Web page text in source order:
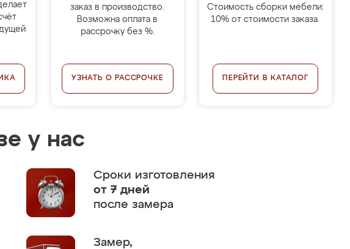
заказ в производство.
Возможна оплата в
рассрочку без %.
УЗНАТЬ О РАССРОЧКЕ
Стоимость сборки мебели:
10% от стоимости заказа.
ПЕРЕЙТИ В КАТАЛОГ
у нас
Сроки изготовления
от 7 дней
после замера
Замер,